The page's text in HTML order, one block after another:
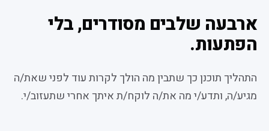
ארבעה שלבים מסודרים, בלי
הפתעות.
התהליך תוכנן כך שתבין מה הולך לקרות עוד לפני שאת/ה
מגיע/ה, ותדע/י מה את/ה לוקח/ת איתך אחרי שתעזוב/י.